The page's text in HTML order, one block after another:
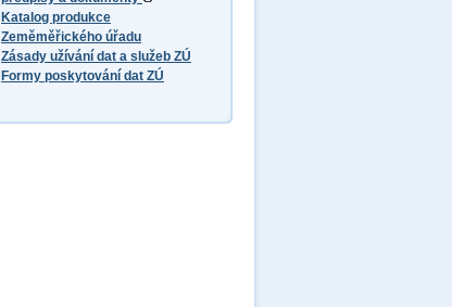
Katalog produkce
Zeměměřického úřadu
Zásady užívání dat a služeb ZÚ
Formy poskytování dat ZÚ